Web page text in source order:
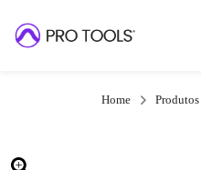
Home Produtos